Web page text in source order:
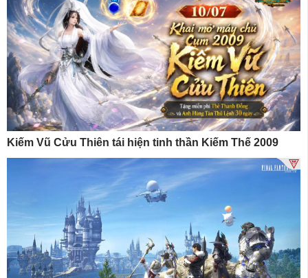
Kiếm Vũ Cửu Thiên tái hiện tinh thần Kiếm Thế 2009